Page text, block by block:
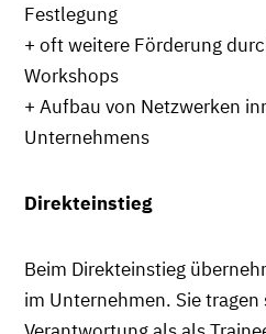
Festlegung
+ oft weitere Förderung
Workshops
+ Aufbau von Netzwerken
Unternehmens
Direkteinstieg
Beim Direkteinstieg
im Unternehmen. Sie